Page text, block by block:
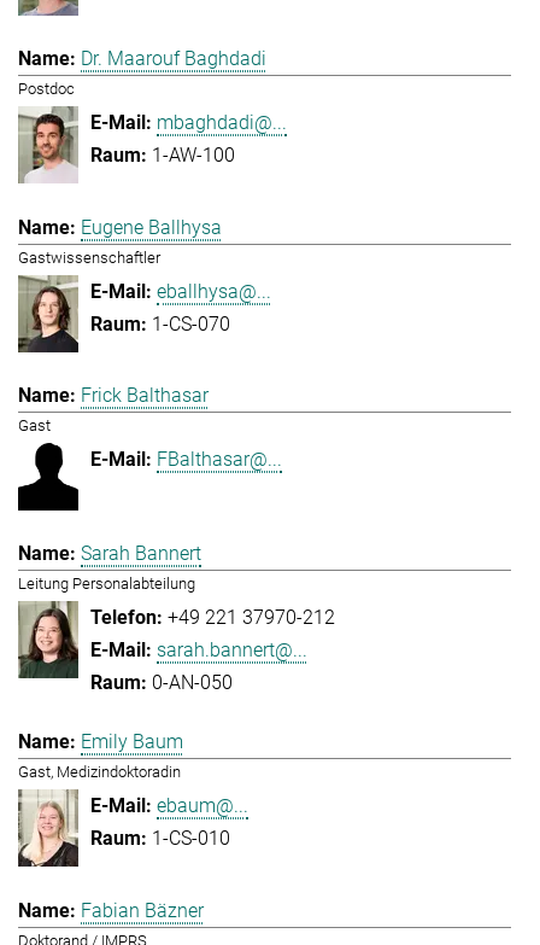
Dr. Maarouf Baghdadi
Postdoc
mbaghdadi@...
1-AW-100
Eugene Ballhysa
Gastwissenschaftler
eballhysa@...
1-CS-070
Frick Balthasar
Gast
FBalthasar@...
Sarah Bannert
Leitung Personalabteilung
+49 221 37970-212
sarah.bannert@...
0-AN-050
Emily Baum
Gast, Medizindoktoradin
ebaum@...
1-CS-010
Fabian Bäzner
Doktorand / IMPRS